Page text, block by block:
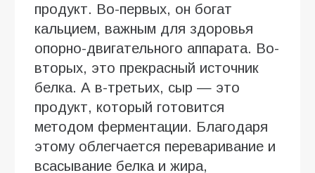
продукт. Во-первых, он богат
кальцием, важным для здоровья
опорно-двигательного аппарата. Во-
вторых, это прекрасный источник
белка. А в-третьих, сыр — это
продукт, который готовится
методом ферментации. Благодаря
этому облегчается переваривание и
всасывание белка и жира,